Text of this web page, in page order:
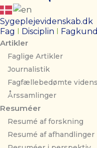
Sygeplejevidenskab.dk
Fag I Disciplin I
Artikler
Faglige Artikler
Journalistik
Fagfællebedømte
Årssamlinger
Resuméer
Resumé af forskning
Resumé af afhandlinger